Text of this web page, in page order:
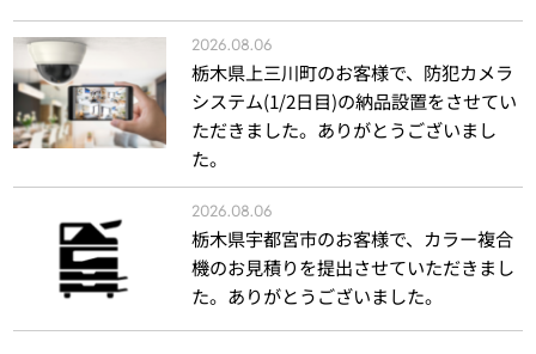
2026.08.06
栃木県上三川町のお客様で、防犯カメラ
システム(1/2日目)の納品設置をさせてい
ただきました。ありがとうございまし
た。
2026.08.06
栃木県宇都宮市のお客様で、カラー複合
機のお見積りを提出させていただきまし
た。ありがとうございました。